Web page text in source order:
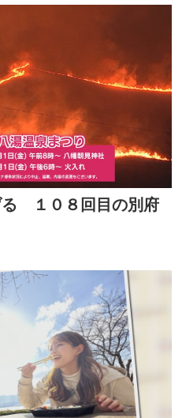
る １０８回目の別府